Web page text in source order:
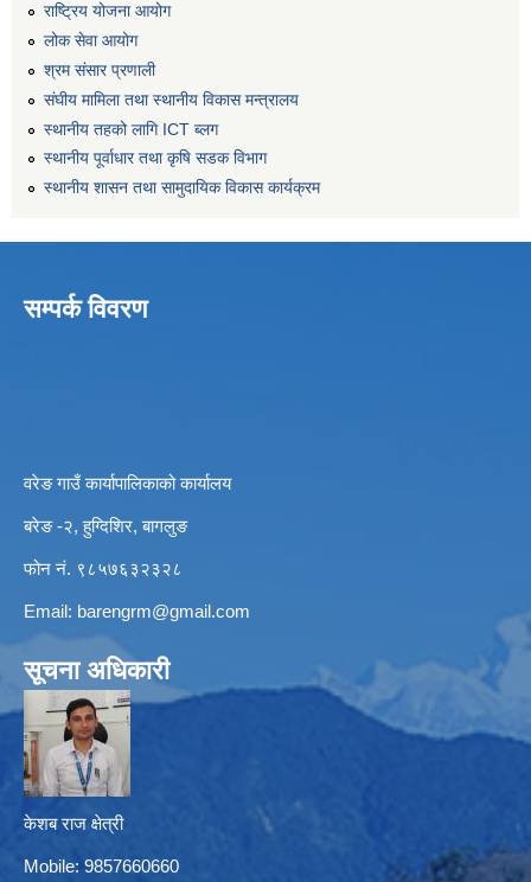
राष्ट्रिय योजना आयोग
लोक सेवा आयोग
श्रम संसार प्रणाली
संघीय मामिला तथा स्थानीय विकास मन्त्रालय
स्थानीय तहको लागि ICT ब्लग
स्थानीय पूर्वाधार तथा कृषि सडक विभाग
स्थानीय शासन तथा सामुदायिक विकास कार्यक्रम
सम्पर्क विवरण
वरेङ गाउँ कार्यापालिकाको कार्यालय
बरेङ -२, हुग्दिशिर, बागलुङ
फोन नं. ९८५७६३२३२८
Email: barengrm@gmail.com
सूचना अधिकारी
केशब राज क्षेत्री
Mobile: 9857660660